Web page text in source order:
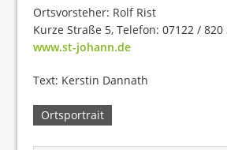
Ortsvorsteher: Rolf Rist
Kurze Straße 5, Telefon: 07122 / 820
www.st-johann.de
Text: Kerstin Dannath
Ortsportrait